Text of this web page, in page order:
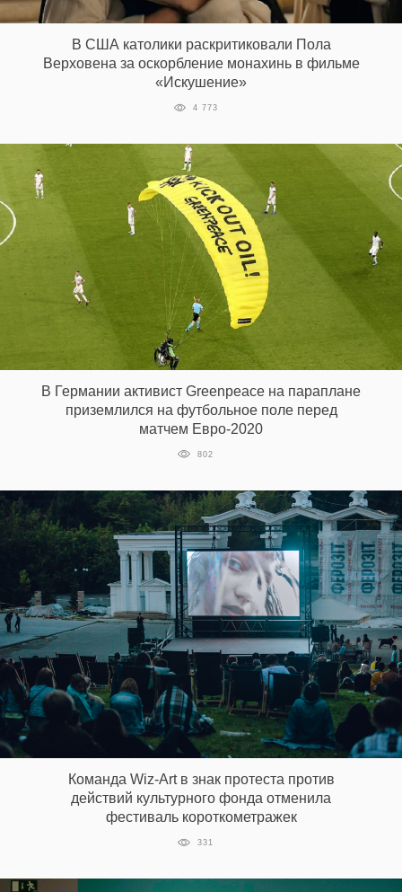
В США католики раскритиковали Пола
Верховена за оскорбление монахинь в фильме
«Искушение»
4 773
В Германии активист Greenpeace на параплане
приземлился на футбольное поле перед
матчем Евро-2020
802
Команда Wiz-Art в знак протеста против
действий культурного фонда отменила
фестиваль короткометражек
331